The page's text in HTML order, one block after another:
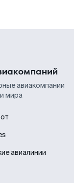
авиакомпании
мира
авиалинии